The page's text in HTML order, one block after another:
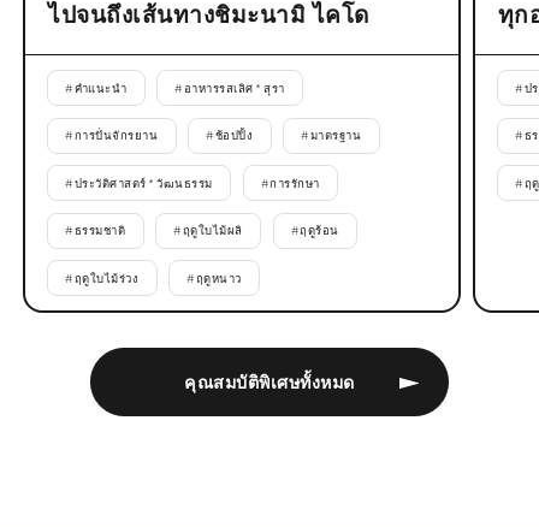
คุณสมบัติพิเศษทั้งหมด
ไปจนถึงเส้นทางชิมะนามิ ไคโด
#คำแนะนำ # อาหารรสเลิศ * สุรา
#การปั่นจักรยาน #ช้อปปิ้ง #มาตรฐาน
#ประวัติศาสตร์ * วัฒนธรรม #การรักษา
#ธรรมชาติ #ฤดูใบไม้ผลิ #ฤดูร้อน
#ฤดูใบไม้ร่วง #ฤดูหนาว
ทุก
#ป
#ธ
#ฤ